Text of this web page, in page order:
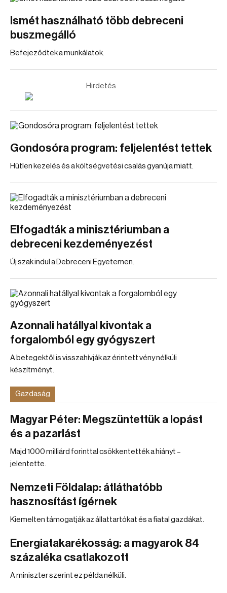
Ismét használható több debreceni
buszmegálló
Befejeződtek a munkálatok.
Hirdetés
Gondosóra program: feljelentést tettek
Hűtlen kezelés és a költségvetési csalás gyanúja miatt.
Elfogadták a minisztériumban a
debreceni kezdeményezést
Új szak indul a Debreceni Egyetemen.
Azonnali hatállyal kivontak a
forgalomból egy gyógyszert
A betegektől is visszahívják az érintett vény nélküli
készítményt.
Gazdaság
Magyar Péter: Megszüntettük a lopást
és a pazarlást
Majd 1000 milliárd forinttal csökkentették a hiányt –
jelentette.
Nemzeti Földalap: átláthatóbb
hasznosítást ígérnek
Kiemelten támogatják az állattartókat és a fiatal gazdákat.
Energiatakarékosság: a magyarok 84
százaléka csatlakozott
A miniszter szerint ez példa nélküli.